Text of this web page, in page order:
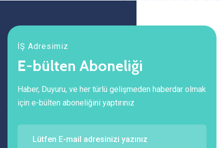
İŞ Adresimiz
E-bülten Aboneliği
Haber, Duyuru, ve her türlü gelişmeden haberdar olmak
için e-bülten aboneliğini yaptırınız